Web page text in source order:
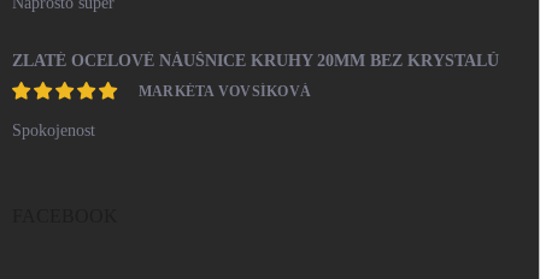
ZLATÉ OCELOVÉ NÁUŠNICE KRUHY 20MM BEZ KRYSTALŮ
MARKÉTA VOVSÍKOVÁ
Spokojenost